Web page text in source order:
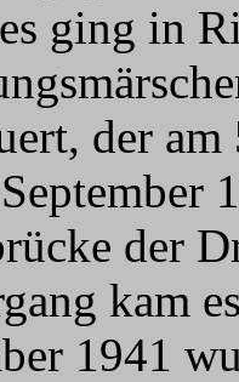
ging in
der
der
kam
1941